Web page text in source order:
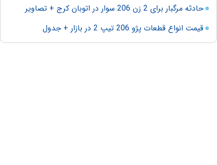
حادثه مرگبار برای 2 زن 206 سوار در اتوبان کرج + تصاویر
قیمت انواع قطعات پژو 206 تیپ 2 در بازار + جدول